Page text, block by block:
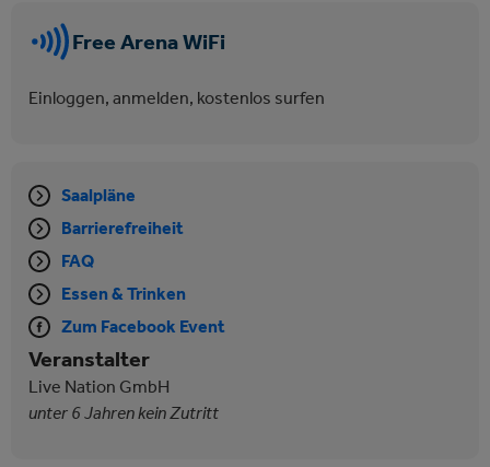
Free Arena WiFi
Einloggen, anmelden, kostenlos surfen
Saalpläne
Barrierefreiheit
FAQ
Essen & Trinken
Zum Facebook Event
Veranstalter
Live Nation GmbH
unter 6 Jahren kein Zutritt